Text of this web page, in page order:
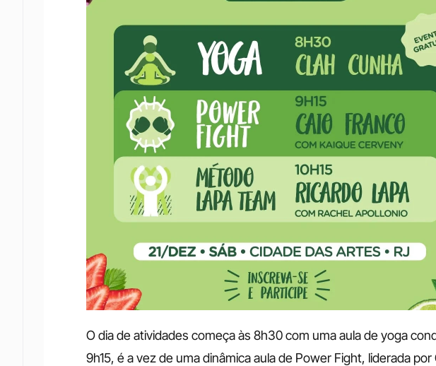
O dia de atividades começa às 8h30 com uma aula de yoga
9h15, é a vez de uma dinâmica aula de Power Fight, liderada